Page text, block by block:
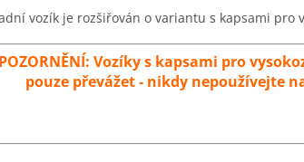
vozík je rozšiřován o variantu s kapsami pro
Vozíky s kapsami pro
pouze převážet - nikdy nepoužívejte